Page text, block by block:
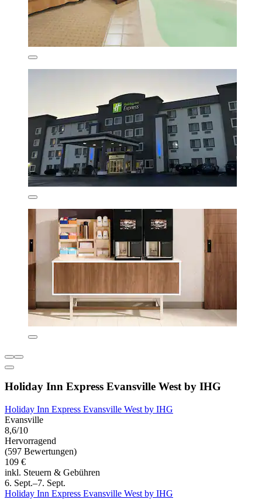
Holiday Inn Express Evansville West by IHG
Holiday Inn Express Evansville West by IHG
Evansville
8,6/10
Hervorragend
(597 Bewertungen)
109 €
inkl. Steuern & Gebühren
6. Sept.–7. Sept.
Holiday Inn Express Evansville West by IHG